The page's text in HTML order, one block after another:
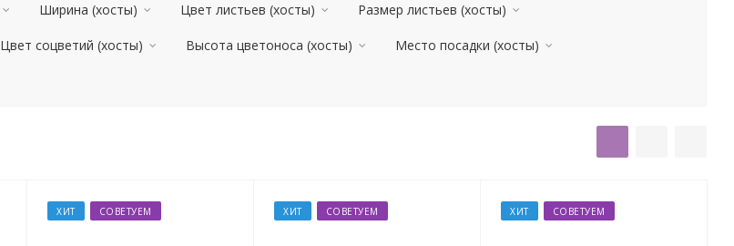
Ширина (хосты) Цвет листьев (хосты) Размер листьев (хосты)
Цвет соцветий (хосты) Высота цветоноса (хосты) Место посадки (хосты)
ХИТ СОВЕТУЕМ ХИТ СОВЕТУЕМ ХИТ СОВЕТУЕМ